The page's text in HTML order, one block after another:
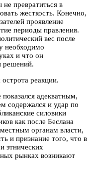
превратиться в
жесткость. Конечно,
проявление
периоды правления.
вес после
необходимо
и что он
решений.
реакции.
адекватным,
содержался и удар по
силовики
как после Беслана
органам власти,
и признание того, что в
этнических
рынках возникают